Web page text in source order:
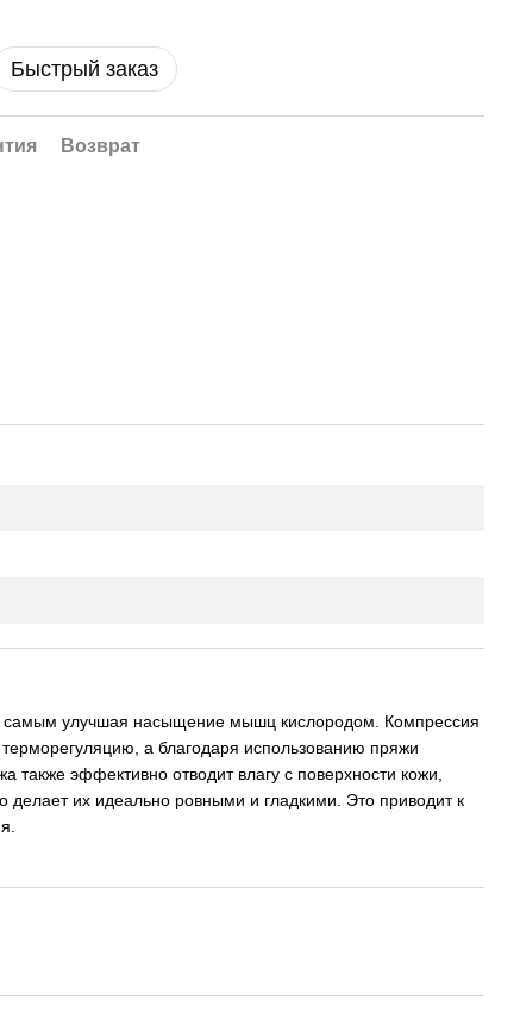
Быстрый заказ
Возврат
самым улучшая насыщение мышц кислородом. Компрессия
а благодаря использованию пряжи
эффективно отводит влагу с поверхности кожи,
их идеально ровными и гладкими. Это приводит к